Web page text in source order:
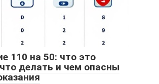
110 на 50: что это
делать и чем опасны